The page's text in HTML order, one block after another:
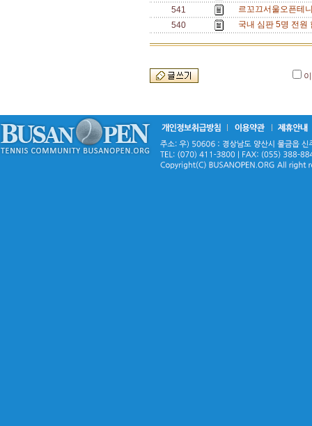
541
르꼬끄서울오픈테
540
국내 심판 5명 전